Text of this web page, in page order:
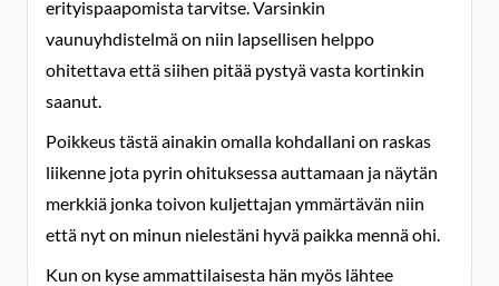
erityispaapomista tarvitse. Varsinkin
vaunuyhdistelmä on niin lapsellisen helppo
ohitettava että siihen pitää pystyä vasta kortinkin
saanut.
Poikkeus tästä ainakin omalla kohdallani on raskas
liikenne jota pyrin ohituksessa auttamaan ja näytän
merkkiä jonka toivon kuljettajan ymmärtävän niin
että nyt on minun nielestäni hyvä paikka mennä ohi.
Kun on kyse ammattilaisesta hän myös lähtee